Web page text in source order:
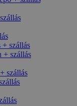
szállás
+ szállás
szállás